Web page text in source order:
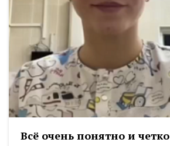
Всё очень понятно и четко